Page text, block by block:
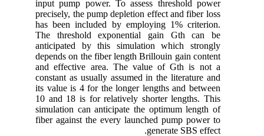
input pump power. To assess threshold power
precisely, the pump depletion effect and fiber loss
has been included by employing 1% criterion.
The threshold exponential gain Gth can be
anticipated by this simulation which strongly
depends on the fiber length Brillouin gain content
and effective area. The value of Gth is not a
constant as usually assumed in the literature and
its value is 4 for the longer lengths and between
10 and 18 is for relatively shorter lengths. This
simulation can anticipate the optimum length of
fiber against the every launched pump power to
generate SBS effect.